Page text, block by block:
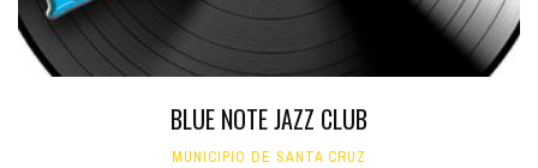
BLUE NOTE JAZZ CLUB
MUNICIPIO DE SANTA CRUZ